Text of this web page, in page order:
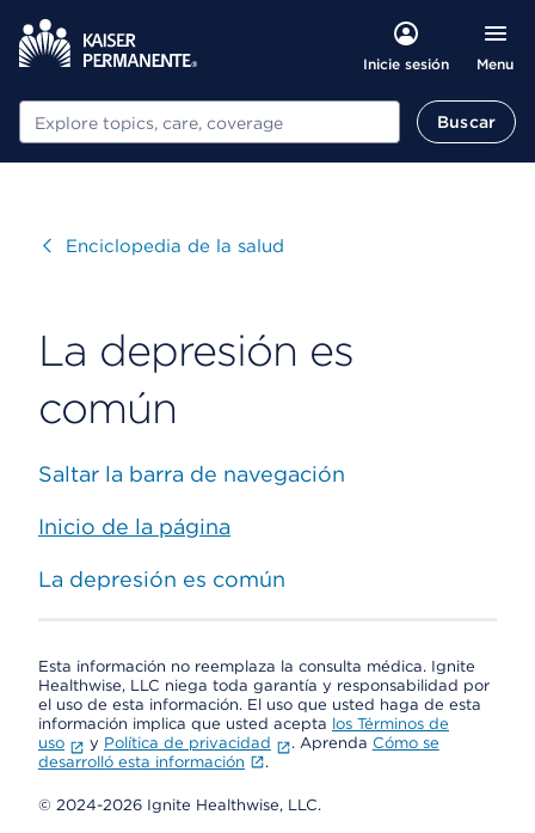
Inicie sesión Menu
Buscar Buscar
Visitar
Enciclopedia de la salud
La depresión es
común
Saltar la barra de navegación
Inicio de la página
La depresión es común
Esta información no reemplaza la consulta médica. Ignite
Healthwise, LLC niega toda garantía y responsabilidad por
el uso de esta información. El uso que usted haga de esta
información implica que usted acepta los Términos de
uso
y Política de privacidad . Aprenda Cómo se
desarrolló esta información
.
© 2024-2026 Ignite Healthwise, LLC.